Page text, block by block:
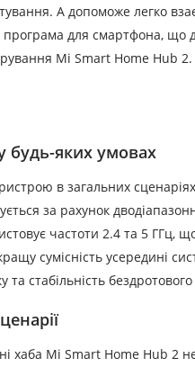
А допоможе легко
програма для смартфона, що
Mi Smart Home Hub 2.
будь-яких умовах
в загальних
за рахунок
частоти 2.4 та 5 ГГц,
сумісність усередині
та стабільність
хаба Mi Smart Home Hub 2